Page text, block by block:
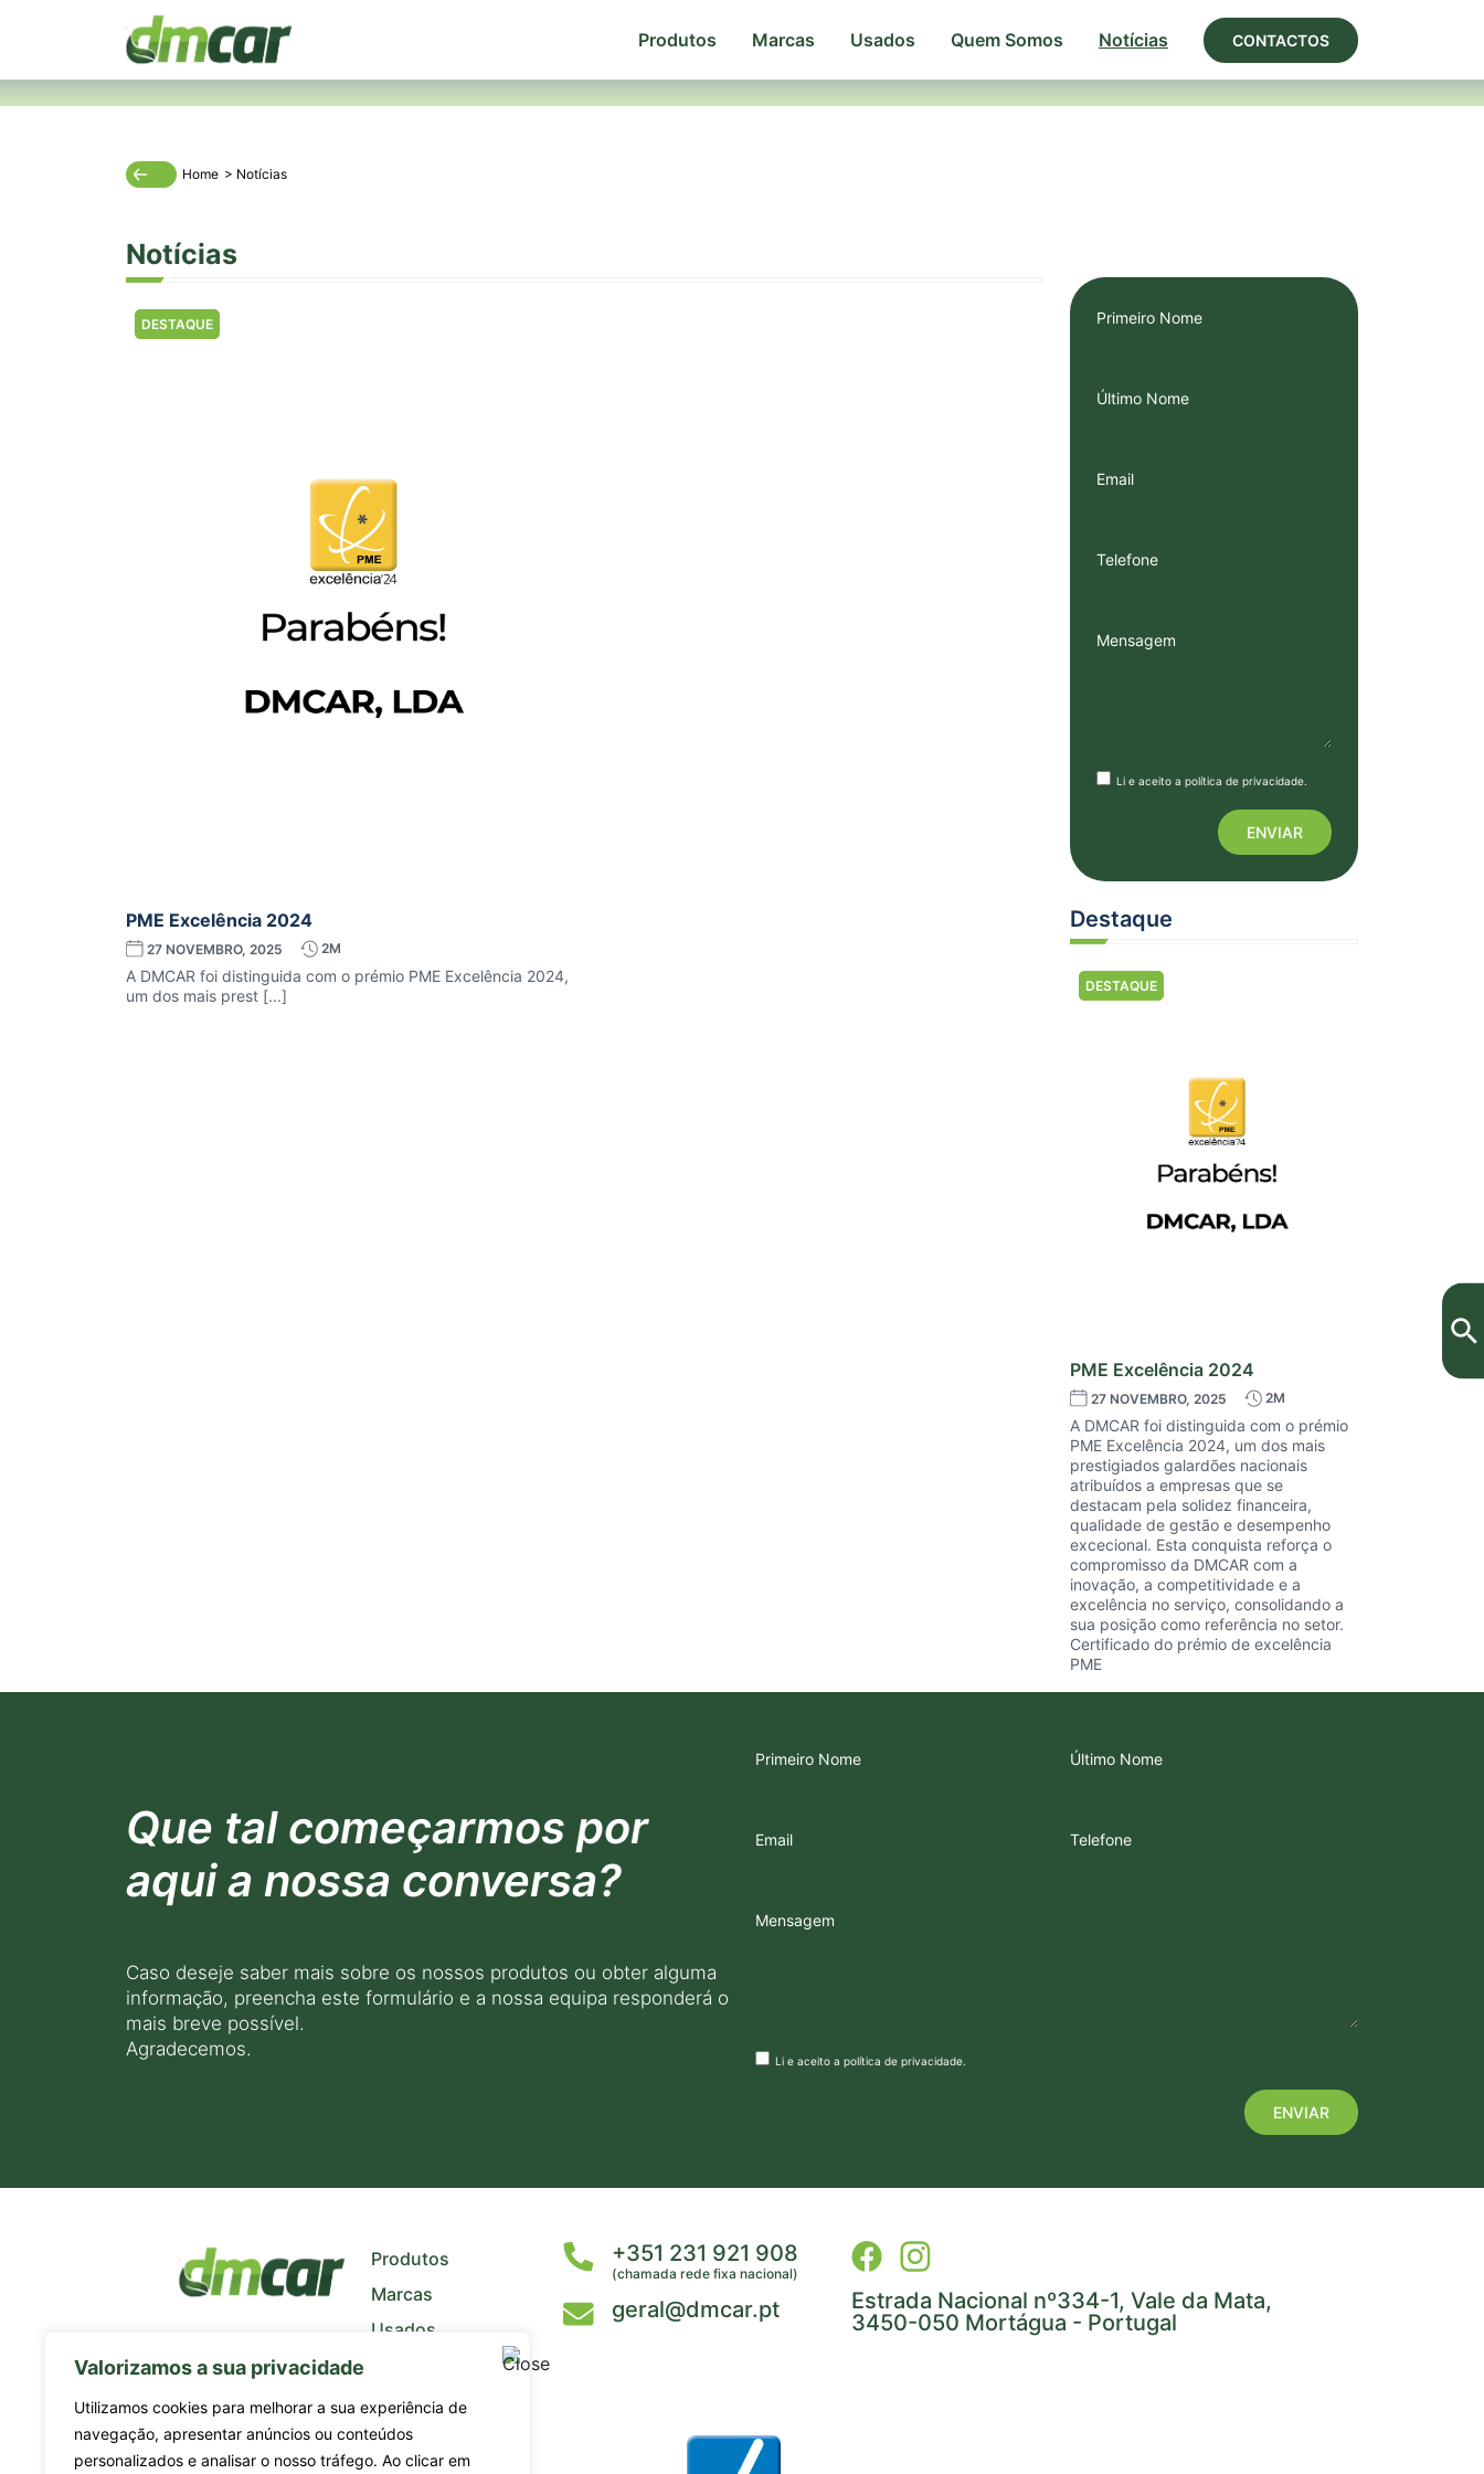
Valorizamos a sua privacidade
Utilizamos cookies para melhorar a sua experiência de
navegação, apresentar anúncios ou conteúdos
personalizados e analisar o nosso tráfego. Ao clicar em
Produtos Marcas Usados Quem Somos Notícias CONTACTOS
Home > Notícias
Notícias
DESTAQUE
PME Excelência 2024
27 NOVEMBRO, 2025 2M
A DMCAR foi distinguida com o prémio PME Excelência 2024,
um dos mais prest [...]
Primeiro Nome
Último Nome
Email
Telefone
Mensagem
Li e aceito a política de privacidade
Destaque
DESTAQUE
PME Excelência 2024
27 NOVEMBRO, 2025 2M
A DMCAR foi distinguida com o prémio
PME Excelência 2024, um dos mais
prestigiados galardões nacionais
atribuídos a empresas que se
destacam pela solidez financeira,
qualidade de gestão e desempenho
excecional. Esta conquista reforça o
compromisso da DMCAR com a
inovação, a competitividade e a
excelência no serviço, consolidando a
sua posição como referência no setor.
Certificado do prémio de excelência
PME
Que tal começarmos por
aqui a nossa conversa?
Caso deseje saber mais sobre os nossos produtos ou obter alguma
informação, preencha este formulário e a nossa equipa responderá o
mais breve possível.
Agradecemos.
Primeiro Nome Último Nome
Email Telefone
Mensagem
Li e aceito a política de privacidade
Produtos
Marcas
Usados
Notícias
+351 231 921 908
(chamada rede fixa nacional)
geral@dmcar.pt
Estrada Nacional nº334-1, Vale da Mata,
3450-050 Mortágua - Portugal